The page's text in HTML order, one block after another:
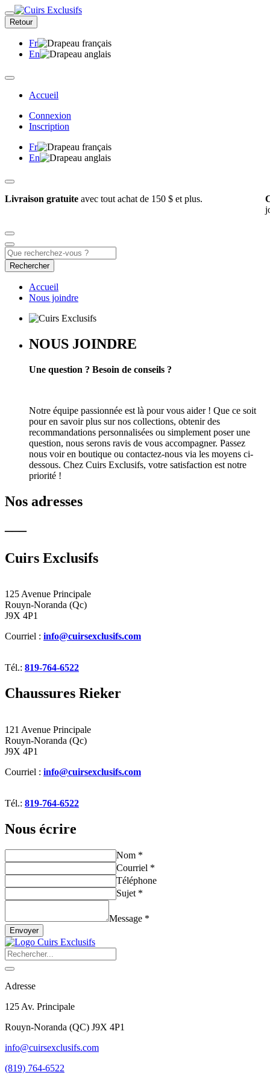
Retour
Fr
En
Accueil
Connexion
Inscription
Fr
En
Livraison gratuite avec tout achat de 150 $ et plus.
Rechercher
Accueil
Nous joindre
NOUS JOINDRE
Une question ? Besoin de conseils ?
Notre équipe passionnée est là pour vous aider ! Que ce soit
pour en savoir plus sur nos collections, obtenir des
recommandations personnalisées ou simplement poser une
question, nous serons ravis de vous accompagner. Passez
nous voir en boutique ou contactez-nous via les moyens ci-
dessous. Chez Cuirs Exclusifs, votre satisfaction est notre
priorité !
Nos adresses
–––
Cuirs Exclusifs
125 Avenue Principale
Rouyn-Noranda (Qc)
J9X 4P1
Courriel : info@cuirsexclusifs.com
Tél.: 819-764-6522
Chaussures Rieker
121 Avenue Principale
Rouyn-Noranda (Qc)
J9X 4P1
Courriel : info@cuirsexclusifs.com
Tél.: 819-764-6522
Nous écrire
Nom *
Courriel *
Téléphone
Sujet *
Message *
Envoyer
Adresse
125 Av. Principale
Rouyn-Noranda (QC) J9X 4P1
info@cuirsexclusifs.com
(819) 764-6522